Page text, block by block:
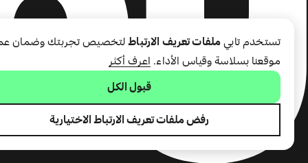
تستخدم تابي ملفات تعريف الارتباطلتخصيص تجربتك وضمان
موقعنا بسلاسة وقياس الأداء. اعرف أكثر
قبول الكل
رفض ملفات تعريف الارتباط الاختيارية